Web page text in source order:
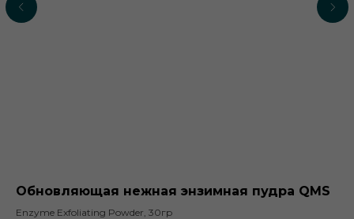
Обновляющая нежная энзимная пудра QMS
Enzyme Exfoliating Powder, 30гр